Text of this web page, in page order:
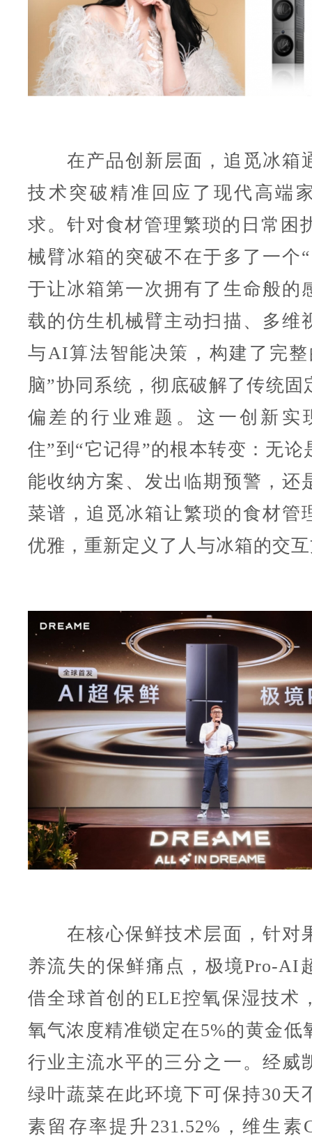
在产品创新层面，追觅冰箱
技术突破精准回应了现代高端
求。针对食材管理繁琐的日常困
械臂冰箱的突破不在于多了一个
于让冰箱第一次拥有了生命般的
载的仿生机械臂主动扫描、多维
与AI算法智能决策，构建了完
脑”协同系统，彻底破解了传统固
偏差的行业难题。这一创新实
住”到“它记得”的根本转变：无论
能收纳方案、发出临期预警，还
菜谱，追觅冰箱让繁琐的食材管
优雅，重新定义了人与冰箱的交
在核心保鲜技术层面，针对
养流失的保鲜痛点，极境Pro-AI
借全球首创的ELE控氧保湿技术
氧气浓度精准锁定在5%的黄金低
行业主流水平的三分之一。经威
绿叶蔬菜在此环境下可保持30天
素留存率提升231.52%，维生素